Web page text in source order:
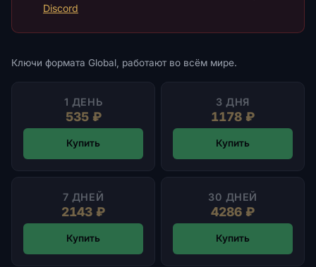
Discord
Ключи формата Global, работают во всём мире.
1 ДЕНЬ
535 ₽
Купить
3 ДНЯ
1178 ₽
Купить
7 ДНЕЙ
2143 ₽
Купить
30 ДНЕЙ
4286 ₽
Купить